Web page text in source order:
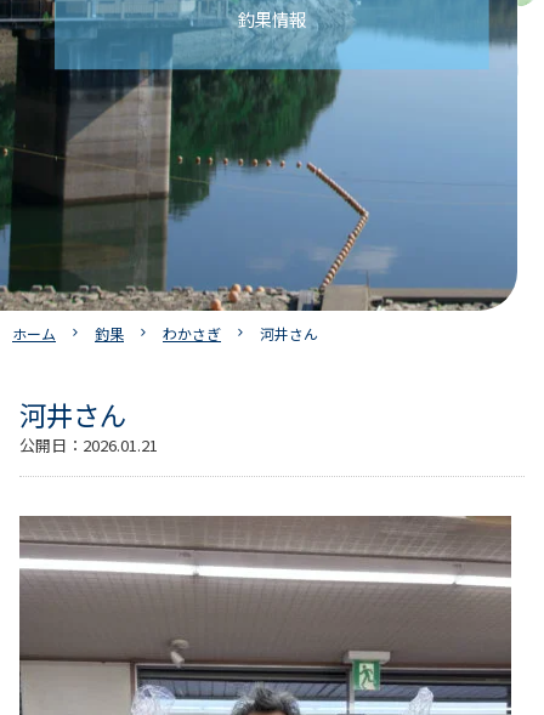
釣果情報
ホーム 釣果 わかさぎ 河井さん
河井さん
公開日： 2026.01.21